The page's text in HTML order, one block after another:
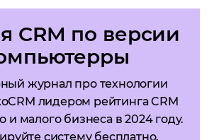
CRM по версии
журнал про технологии
лидером рейтинга CRM
и малого бизнеса в 2024 году.
систему бесплатно.